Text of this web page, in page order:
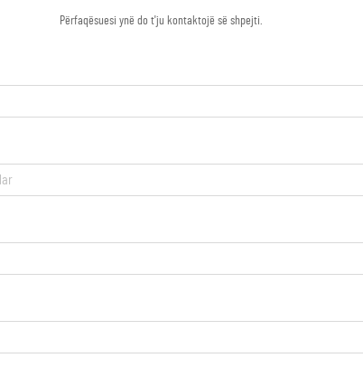
Përfaqësuesi ynë do t'ju kontaktojë së shpejti.